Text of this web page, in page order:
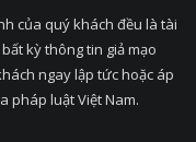
của quý khách đều là tài
kỳ thông tin giả mạo
ngay lập tức hoặc áp
pháp luật Việt Nam.